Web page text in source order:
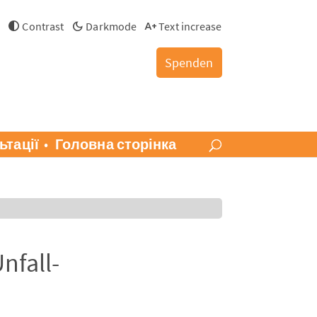
Contrast Darkmode Text increase
Spenden
Головна сторінка